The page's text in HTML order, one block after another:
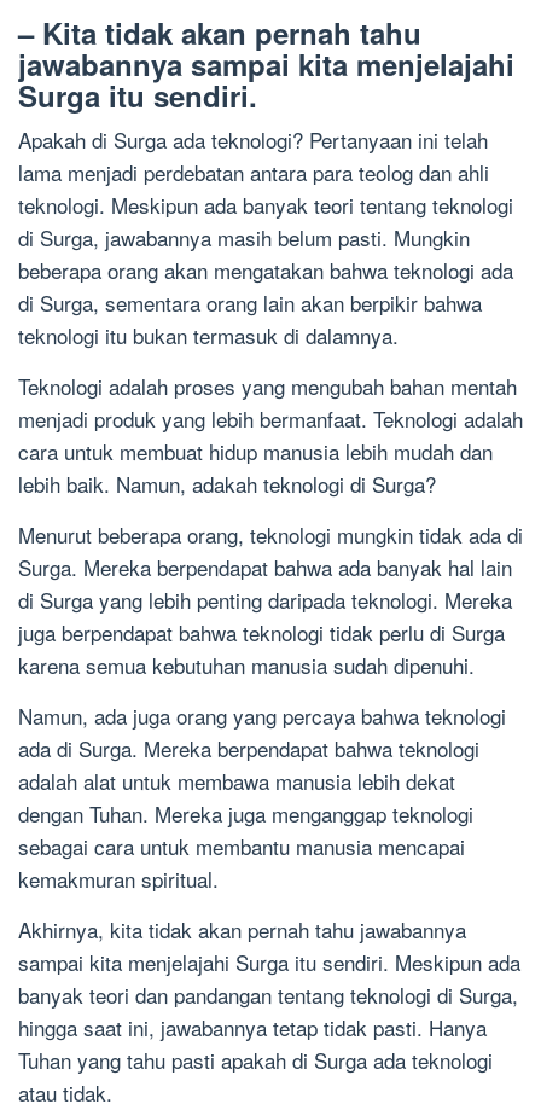
– Kita tidak akan pernah tahu
jawabannya sampai kita menjelajahi
Surga itu sendiri.
Apakah di Surga ada teknologi? Pertanyaan ini telah
lama menjadi perdebatan antara para teolog dan ahli
teknologi. Meskipun ada banyak teori tentang teknologi
di Surga, jawabannya masih belum pasti. Mungkin
beberapa orang akan mengatakan bahwa teknologi ada
di Surga, sementara orang lain akan berpikir bahwa
teknologi itu bukan termasuk di dalamnya.
Teknologi adalah proses yang mengubah bahan mentah
menjadi produk yang lebih bermanfaat. Teknologi adalah
cara untuk membuat hidup manusia lebih mudah dan
lebih baik. Namun, adakah teknologi di Surga?
Menurut beberapa orang, teknologi mungkin tidak ada di
Surga. Mereka berpendapat bahwa ada banyak hal lain
di Surga yang lebih penting daripada teknologi. Mereka
juga berpendapat bahwa teknologi tidak perlu di Surga
karena semua kebutuhan manusia sudah dipenuhi.
Namun, ada juga orang yang percaya bahwa teknologi
ada di Surga. Mereka berpendapat bahwa teknologi
adalah alat untuk membawa manusia lebih dekat
dengan Tuhan. Mereka juga menganggap teknologi
sebagai cara untuk membantu manusia mencapai
kemakmuran spiritual.
Akhirnya, kita tidak akan pernah tahu jawabannya
sampai kita menjelajahi Surga itu sendiri. Meskipun ada
banyak teori dan pandangan tentang teknologi di Surga,
hingga saat ini, jawabannya tetap tidak pasti. Hanya
Tuhan yang tahu pasti apakah di Surga ada teknologi
atau tidak.